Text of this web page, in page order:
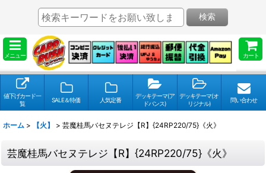
メニュー カート
検索
値下げカード一
覧
SALE＆特価 人気定番
デッキテーマ(ア
ドバンス)
デッキテーマ(オ
リジナル)
問い合わせ
ホーム > 【火】 > 芸魔桂馬バセヌテレジ【R】{24RP220/75}《火》
芸魔桂馬バセヌテレジ【R】{24RP220/75}《火》